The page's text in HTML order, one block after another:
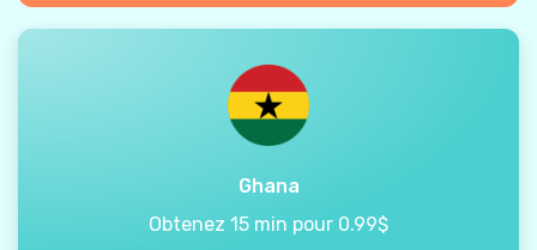
Ghana
Obtenez 15 min pour 0.99$